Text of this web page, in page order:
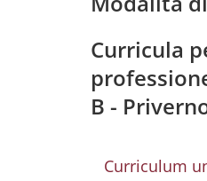
Curricula
B -
Curriculum